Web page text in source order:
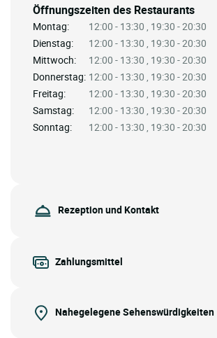
Öffnungszeiten des Restaurants
Montag:
12:00 - 13:30 , 19:30 - 20:30
Dienstag:
12:00 - 13:30 , 19:30 - 20:30
Mittwoch:
12:00 - 13:30 , 19:30 - 20:30
Donnerstag: 12:00 - 13:30 , 19:30 - 20:30
Freitag:
12:00 - 13:30 , 19:30 - 20:30
Samstag:
12:00 - 13:30 , 19:30 - 20:30
Sonntag:
12:00 - 13:30 , 19:30 - 20:30
Rezeption und Kontakt
Zahlungsmittel
Nahegelegene Sehenswürdigkeiten